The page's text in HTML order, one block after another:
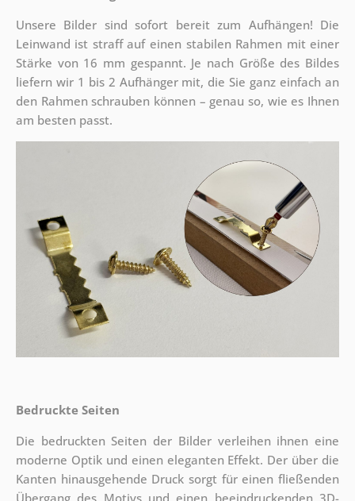
Unsere Bilder sind sofort bereit zum Aufhängen! Die
Leinwand ist straff auf einen stabilen Rahmen mit einer
Stärke von 16 mm gespannt. Je nach Größe des Bildes
liefern wir 1 bis 2 Aufhänger mit, die Sie ganz einfach an
den Rahmen schrauben können – genau so, wie es Ihnen
am besten passt.
Bedruckte Seiten
Die bedruckten Seiten der Bilder verleihen ihnen eine
moderne Optik und einen eleganten Effekt. Der über die
Kanten hinausgehende Druck sorgt für einen fließenden